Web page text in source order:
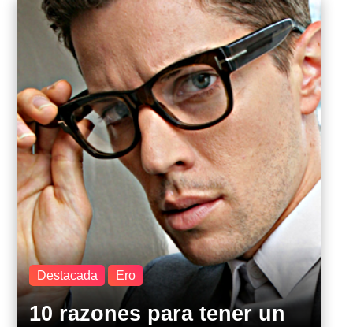
Destacada Ero
10 razones para tener un